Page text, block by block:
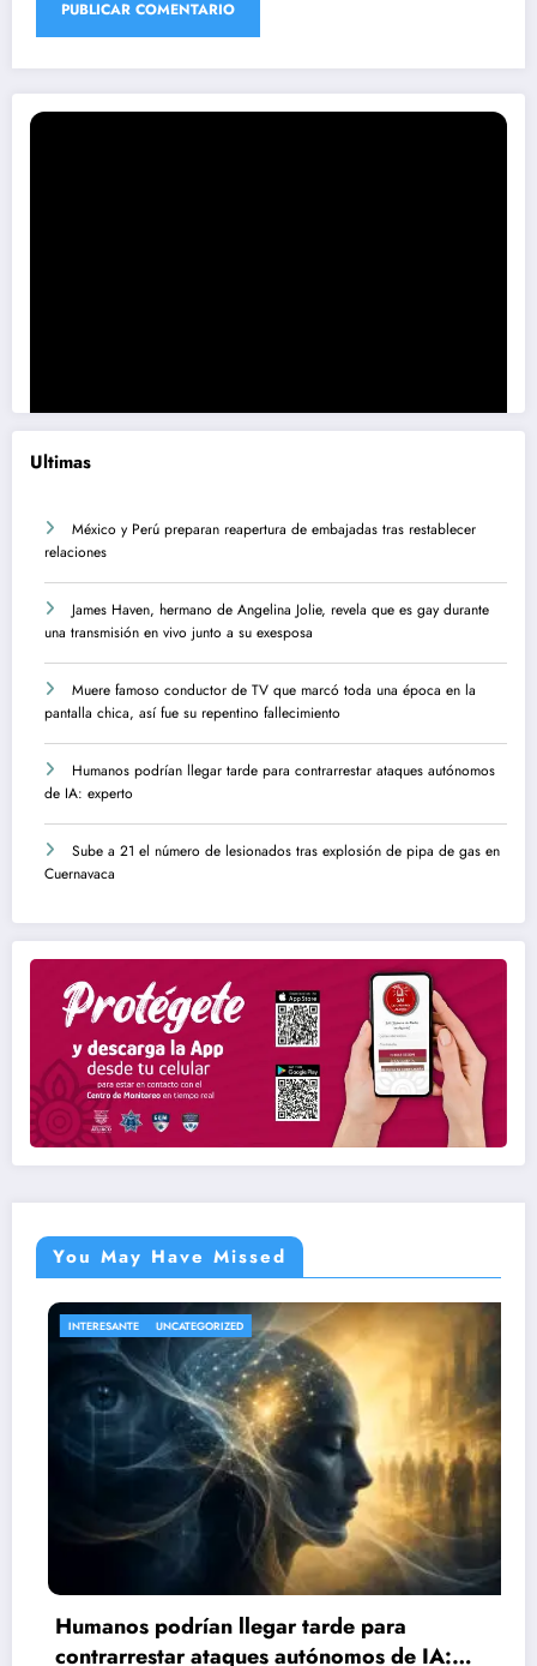
Ultimas
México y Perú preparan reapertura de embajadas tras restablecer
relaciones
James Haven, hermano de Angelina Jolie, revela que es gay durante
una transmisión en vivo junto a su exesposa
Muere famoso conductor de TV que marcó toda una época en la
pantalla chica, así fue su repentino fallecimiento
Humanos podrían llegar tarde para contrarrestar ataques autónomos
de IA: experto
Sube a 21 el número de lesionados tras explosión de pipa de gas en
Cuernavaca
You May Have Missed
UNCATEGORIZED
podrían llegar tarde para
ataques autónomos de IA:
Sube